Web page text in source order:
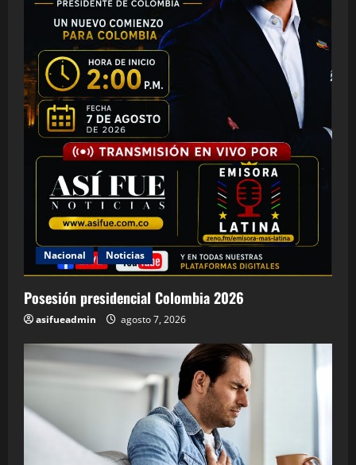
Nacional Noticias
Posesión presidencial Colombia 2026
asifueadmin agosto 7, 2026